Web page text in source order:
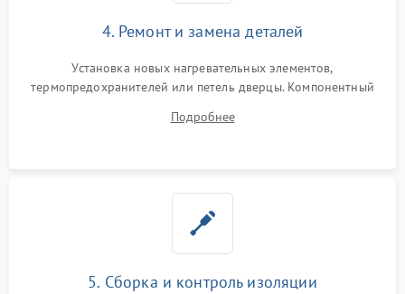
4. Ремонт и замена деталей
Установка новых нагревательных элементов,
термопредохранителей или петель дверцы. Компонентный
выгоревших реле, восстановление контактов и замена
Подробнее
5. Сборка и контроль изоляции